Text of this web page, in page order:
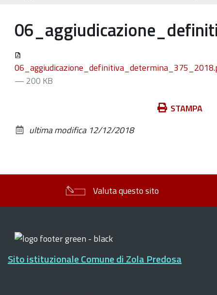
— 200 KB
documento
STAMPA
ultima modifica 12/12/2018
Valuta questo sito
Sito istituzionale Comune di Zola Predosa